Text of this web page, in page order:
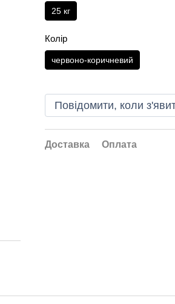
25 кг
Колір
червоно-коричневий
Повідомити, коли
Доставка Оплата